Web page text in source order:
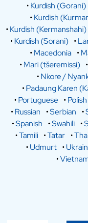
•Kurdish (Gorani)
•Kurdish
•Kurdish (Kermanshahi)
•Kurdish (Sorani) •
•Macedonia •
•Mari (tšeremissi) •
•Nkore /
•Padaung Karen
•Portuguese •Polish
•Russian •Serbian •
•Spanish •Swahili •
•Tamili •Tatar •
•Udmurt •
•